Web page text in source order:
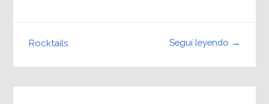
Seguí leyendo →
Rocktails